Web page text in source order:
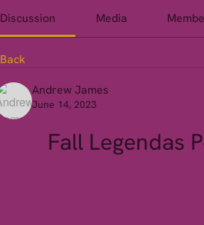
Discussion Media
Back
Andrew James
June 14, 2023
Fall Legendas